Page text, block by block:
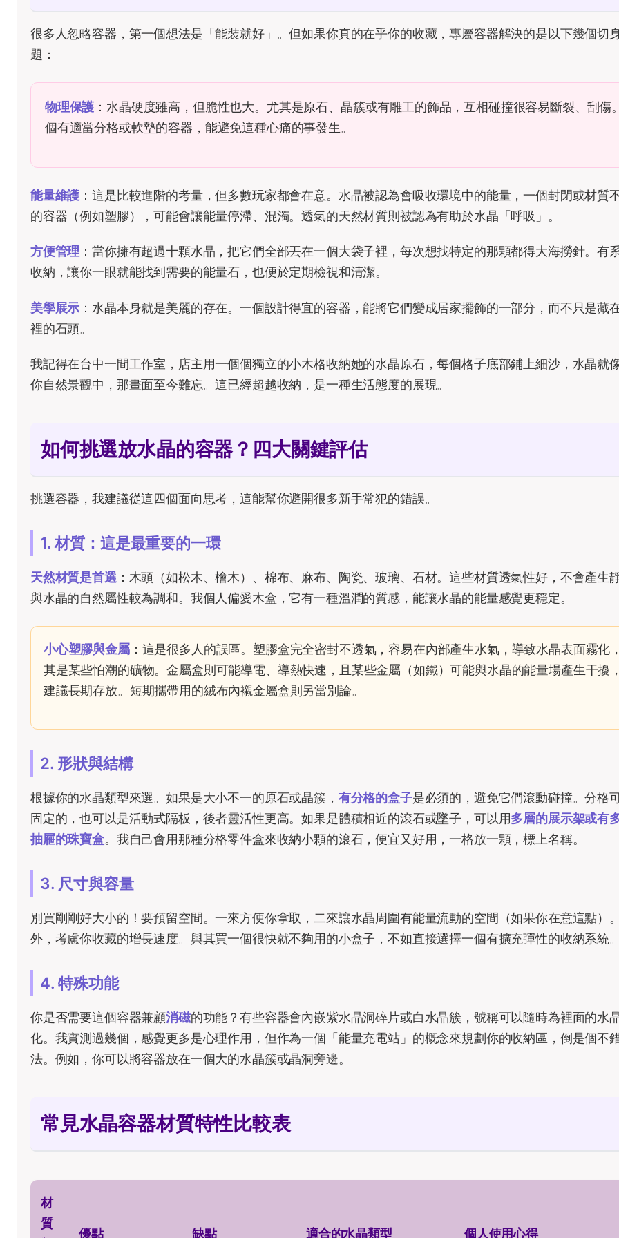
很多人忽略容器，第一個想法是「能裝就好」。但如果你真的在乎你的收藏，專屬容器解決的是以下幾個切
題：
物理保護 ：水晶硬度雖高，但脆性也大。尤其是原石、晶簇或有雕工的飾品，互相碰撞很容易斷裂、刮傷
個有適當分格或軟墊的容器，能避免這種心痛的事發生。
能量維護 ：這是比較進階的考量，但多數玩家都會在意。水晶被認為會吸收環境中的能量，一個封閉或材質
的容器（例如塑膠），可能會讓能量停滯、混濁。透氣的天然材質則被認為有助於水晶「呼吸」。
方便管理 ：當你擁有超過十顆水晶，把它們全部丟在一個大袋子裡，每次想找特定的那顆都得大海撈針。有
收納，讓你一眼就能找到需要的能量石，也便於定期檢視和清潔。
美學展示 ：水晶本身就是美麗的存在。一個設計得宜的容器，能將它們變成居家擺飾的一部分，而不只是藏
裡的石頭。
我記得在台中一間工作室，店主用一個個獨立的小木格收納她的水晶原石，每個格子底部鋪上細沙，水晶就
你自然景觀中，那畫面至今難忘。這已經超越收納，是一種生活態度的展現。
如何挑選放水晶的容器？四大關鍵評估
挑選容器，我建議從這四個面向思考，這能幫你避開很多新手常犯的錯誤。
1. 材質：這是最重要的一環
天然材質是首選：木頭（如松木、檜木）、棉布、麻布、陶瓷、玻璃、石材。這些材質透氣性好，不會產生
與水晶的自然屬性較為調和。我個人偏愛木盒，它有一種溫潤的質感，能讓水晶的能量感覺更穩定。
小心塑膠與金屬：這是很多人的誤區。塑膠盒完全密封不透氣，容易在內部產生水氣，導致水晶表面霧化
其是某些怕潮的礦物。金屬盒則可能導電、導熱快速，且某些金屬（如鐵）可能與水晶的能量場產生干擾
建議長期存放。短期攜帶用的絨布內襯金屬盒則另當別論。
2. 形狀與結構
根據你的水晶類型來選。如果是大小不一的原石或晶簇， 有分格的盒子是必須的，避免它們滾動碰撞。分格
固定的，也可以是活動式隔板，後者靈活性更高。如果是體積相近的滾石或墜子，可以用多層的展示架或有
抽屜的珠寶盒。我自己會用那種分格零件盒來收納小顆的滾石，便宜又好用，一格放一顆，標上名稱。
3. 尺寸與容量
別買剛剛好大小的！要預留空間。一來方便你拿取，二來讓水晶周圍有能量流動的空間（如果你在意這點）
外，考慮你收藏的增長速度。與其買一個很快就不夠用的小盒子，不如直接選擇一個有擴充彈性的收納系統。
4. 特殊功能
你是否需要這個容器兼顧消磁的功能？有些容器會內嵌紫水晶洞碎片或白水晶簇，號稱可以隨時為裡面的水
化。我實測過幾個，感覺更多是心理作用，但作為一個「能量充電站」的概念來規劃你的收納區，倒是個不
法。例如，你可以將容器放在一個大的水晶簇或晶洞旁邊。
常見水晶容器材質特性比較表
材
質
優點 缺點 適合的水晶類型 個人使用心得